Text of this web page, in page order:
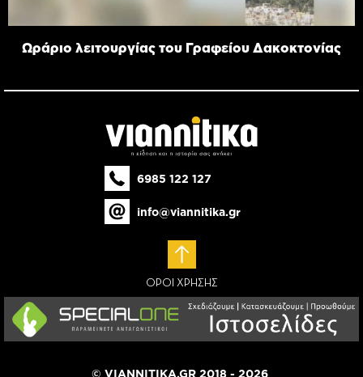
Ωράριο λειτουργίας του Γραφείου Δακοκτονίας
6985 122 127
info@viannitika.gr
ΟΡΟΙ ΧΡΗΣΗΣ
© VIANNITIKA.GR 2018 - 2026